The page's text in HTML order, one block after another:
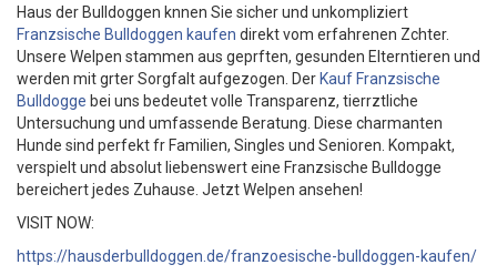
Haus der Bulldoggen knnen Sie sicher und unkompliziert
Franzsische Bulldoggen kaufen direkt vom erfahrenen Zchter.
Unsere Welpen stammen aus geprften, gesunden Elterntieren und
werden mit grter Sorgfalt aufgezogen. Der Kauf Franzsische
Bulldogge bei uns bedeutet volle Transparenz, tierrztliche
Untersuchung und umfassende Beratung. Diese charmanten
Hunde sind perfekt fr Familien, Singles und Senioren. Kompakt,
verspielt und absolut liebenswert eine Franzsische Bulldogge
bereichert jedes Zuhause. Jetzt Welpen ansehen!
VISIT NOW:
https://hausderbulldoggen.de/franzoesische-bulldoggen-kaufen/